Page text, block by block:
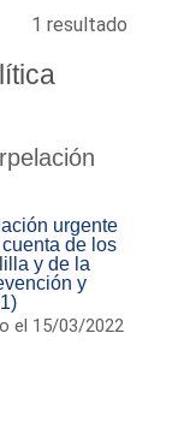
1 resultado
urgente
de los
y de la
y
el 15/03/2022